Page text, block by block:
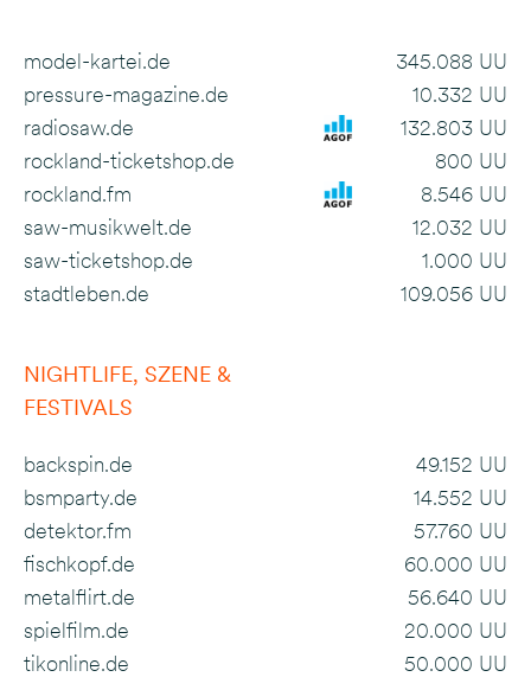
model-kartei.de
345.088 UU
pressure-magazine.de
10.332 UU
radiosaw.de
132.803 UU
rockland-ticketshop.de
800 UU
rockland.fm
8.546 UU
saw-musikwelt.de
12.032 UU
saw-ticketshop.de
1.000 UU
stadtleben.de
109.056 UU
NIGHTLIFE, SZENE &
FESTIVALS
backspin.de
49.152 UU
bsmparty.de
14.552 UU
detektor.fm
57.760 UU
fischkopf.de
60.000 UU
metalflirt.de
56.640 UU
spielfilm.de
20.000 UU
tikonline.de
50.000 UU